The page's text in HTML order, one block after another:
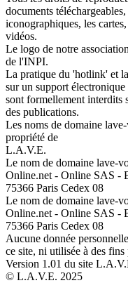
documents
iconographiques, les
vidéos.
Le logo de notre
de l'INPI.
La pratique du 'hotlink' et
sur un support
sont formellement interdits
des publications.
Les noms de domaine
propriété de
L.A.V.E.
Le nom de domaine lave-
Online.net - Online SAS -
75366 Paris Cedex 08
Le nom de domaine lave-
Online.net - Online SAS -
75366 Paris Cedex 08
Aucune donnée
ce site, ni utilisée à des
Version 1.01 du site
© L.A.V.E. 2025